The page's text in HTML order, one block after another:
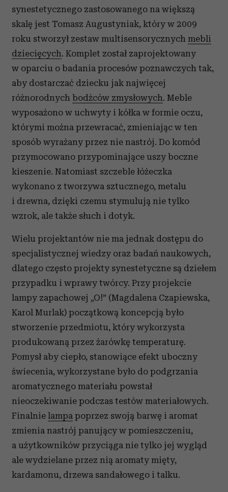
synestetycznego zastosowanego na większą
skalę jest Tomasz Augustyniak, który w 2009
roku stworzył zestaw multisensorycznych mebli
dziecięcych. Komplet został zaprojektowany
w oparciu o badania procesów poznawczych tak,
aby dostarczać dziecku jak najwięcej
różnorodnych bodźców zmysłowych. Meble
wyposażono w uchwyty i kółka w formie oczu,
którymi można przewracać, zmieniając w ten
sposób wyrażany przez nie nastrój. Do komód
przymocowano przypominające uszy boczne
kieszenie. Natomiast szczeble łóżeczka
wykonano z tworzywa sztucznego, metalu
i drewna, dzięki czemu stymulują nie tylko
wzrok, ale także słuch i dotyk.
Wielu projektantów nie ma jednak dostępu do
specjalistycznej wiedzy oraz badań naukowych,
dlatego często projekty synestetyczne są dziełem
przypadku i wprawy twórcy. Przy projekcie
lampy zapachowej „O!” (Magdalena Czapiewska,
Karol Murlak) początkową koncepcją było
stworzenie przedmiotu, który wykorzysta
produkowaną przez żarówkę temperaturę.
Pomysł aby ciepło, stanowiące efekt uboczny
świecenia, wykorzystane było do podgrzania
aromatycznego materiału powstał
nieoczekiwanie podczas testów materiałowych.
Finalnie lampa poprzez swoją barwę i aromat
zmienia nastrój panujący w pomieszczeniu,
a użytkowników przyciąga nie tylko jej wygląd
ale wydzielane przez nią aromaty mięty,
kardamonu, drzewa sandałowego i talku.